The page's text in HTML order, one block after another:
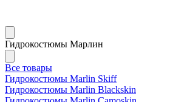
Гидрокостюмы Марлин
Все товары
Гидрокостюмы Marlin Skiff
Гидрокостюмы Marlin Blackskin